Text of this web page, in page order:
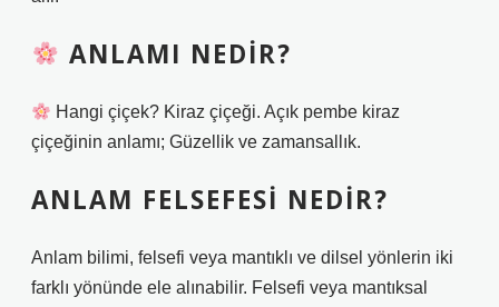
ANLAMI NEDIR?
Hangi çiçek? Kiraz çiçeği. Açık pembe kiraz
çiçeğinin anlamı; Güzellik ve zamansallık.
ANLAM FELSEFESI NEDIR?
Anlam bilimi, felsefi veya mantıklı ve dilsel yönlerin iki
farklı yönünde ele alınabilir. Felsefi veya mantıksal